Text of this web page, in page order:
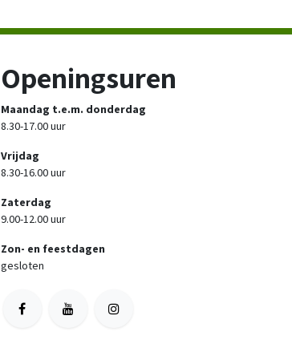
Openingsuren
Maandag t.e.m. donderdag
8.30-17.00 uur
Vrijdag
8.30-16.00 uur
Zaterdag
9.00-12.00 uur
Zon- en feestdagen
gesloten